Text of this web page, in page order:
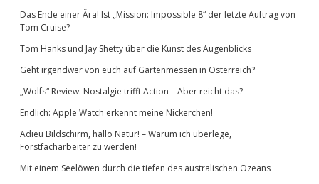
Das Ende einer Ära! Ist „Mission: Impossible 8“ der letzte Auftrag von
Tom Cruise?
Tom Hanks und Jay Shetty über die Kunst des Augenblicks
Geht irgendwer von euch auf Gartenmessen in Österreich?
„Wolfs“ Review: Nostalgie trifft Action – Aber reicht das?
Endlich: Apple Watch erkennt meine Nickerchen!
Adieu Bildschirm, hallo Natur! – Warum ich überlege,
Forstfacharbeiter zu werden!
Mit einem Seelöwen durch die tiefen des australischen Ozeans